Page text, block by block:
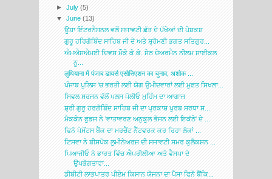
►July(5)
▼June(13)
ਊਸ਼ਾ ਇੰਟਰਨੈਸ਼ਨਲ ਵਲੋਂ ਸਜਾਵਟੀ ਛੱਤ ਦੇ ਪੱਖੇਆਂ ਦੀ ਪੇਸ਼ਕਸ਼
ਗੁਰੂ ਹਰਿਗੋਬਿੰਦ ਸਾਹਿਬ ਜੀ ਦੇ ਅਤੇ ਸ਼੍ਰੋਮਣੀ ਭਗਤ ਸਤਿਗੁਰ...
ਐਮਐਸਐਮਈ ਦਿਵਸ ਮੌਕੇ ਕੇ.ਕੇ. ਸੇਠ ਚੇਅਰਮੈਨ ਨੀਲਮ ਸਾਈਕਲ
ਨੂ...
लुधियाना में पंजाब डायर्स एसोसिएशन का चुनाव, अशोक ...
ਪੰਜਾਬ ਪੁਲਿਸ 'ਚ ਭਰਤੀ ਲਈ ਯੋਗ ਉਮੀਦਵਾਰਾਂ ਲਈ ਮੁਫ਼ਤ ਸਿਖਲਾ...
ਸਿਵਲ ਸਰਜਨ ਵੱਲੋਂ ਪਲਸ ਪੋਲੀਓ ਮੁਹਿੰਮ ਦਾ ਆਗਾਜ਼
ਸ਼੍ਰੀ ਗੁਰੂ ਹਰਗੋਬਿੰਦ ਸਾਹਿਬ ਜੀ ਦਾ ਪ੍ਰਕਾਸ਼ ਪੁਰਬ ਸ਼ਰਧਾ ਸ...
ਮੈਕਕੇਨ ਫੂਡਜ਼ ਨੇ 'ਵਾਤਾਵਰਣ ਅਨੁਕੂਲ ਭੋਜਨ ਲਈ ਇਕੱਠੇ' ਦੇ ...
ਫਿਨੋ ਪੇਮੇਂਟਸ ਬੈਂਕ ਦਾ ਮਰਚੈਂਟ ਨੈੱਟਵਰਕ ਕਰ ਰਿਹਾ ਲੋਕਾਂ ...
ਟਿਸਵਾ ਨੇ ਬੀਸਪੋਕ ਲੂਮੀਨੇਅਰਜ਼ ਦੀ ਸਜਾਵਟੀ ਸਮਰ ਕੁਲੈਕਸ਼ਨ ...
ਪਿਆਜੀਓ ਨੇ ਭਾਰਤ ਵਿੱਚ ਐਪਰੀਲੀਆ ਅਤੇ ਵੈਸਪਾ ਦੇ
ਉਪਭੋਗਤਾਵਾ...
ਡੀਬੀਟੀ ਲਾਭਪਾਤਰ ਪੀਏਮ ਕਿਸਾਨ ਯੋਜਨਾ ਦਾ ਪੈਸਾ ਫਿਨੋ ਬੈਂਕਿ...